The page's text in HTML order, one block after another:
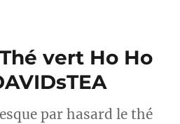
vert Ho Ho
par hasard le thé